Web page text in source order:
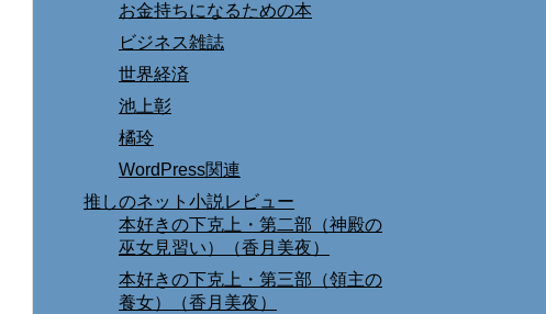
お金持ちになるための本
ビジネス雑誌
世界経済
池上彰
橘玲
WordPress関連
推しのネット小説レビュー
本好きの下克上・第二部（神殿の
巫女見習い）（香月美夜）
本好きの下克上・第三部（領主の
養女）（香月美夜）